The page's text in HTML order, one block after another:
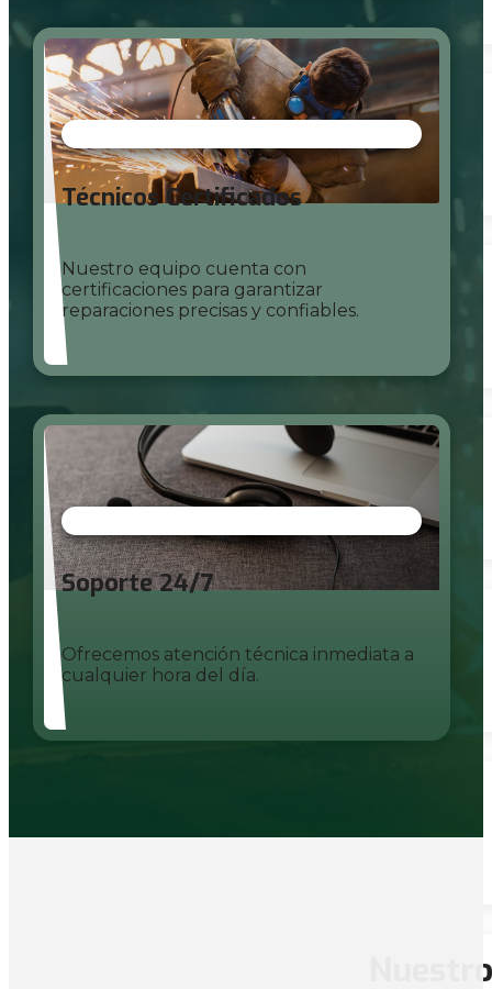
Técnicos Certificados
Nuestro equipo cuenta con
certificaciones para garantizar
reparaciones precisas y confiables.
Soporte 24/7
Ofrecemos atención técnica inmediata a
cualquier hora del día.